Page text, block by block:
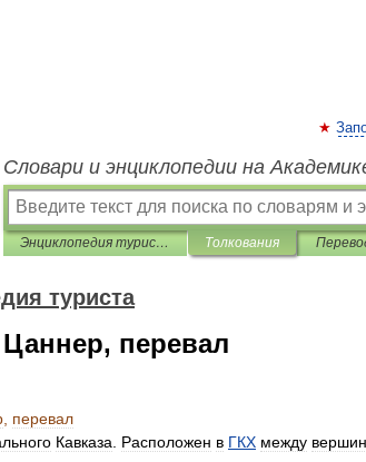
Словари и энциклопедии на
Энциклопедия туриста Толкования
туриста
перевал
перевал
Кавказа Расположен в ГКХ между